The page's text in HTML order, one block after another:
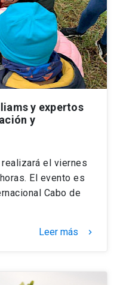
y expertos
y
el viernes
El evento es
Cabo de
Leer más keyboard_arrow_right